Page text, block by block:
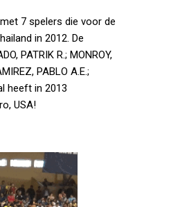
7 spelers die voor de
in 2012. De
PATRIK R.; MONROY,
PABLO A.E.;
heeft in 2013
USA!